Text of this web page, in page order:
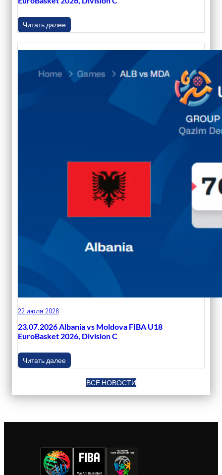
Читать далее
22 июля 2026
23.07.2026 Albania vs Moldova FIBA U18
EuroBasket 2026, Division C
Читать далее
ВСЕ НОВОСТИ